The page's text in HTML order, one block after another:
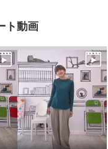
ト動画